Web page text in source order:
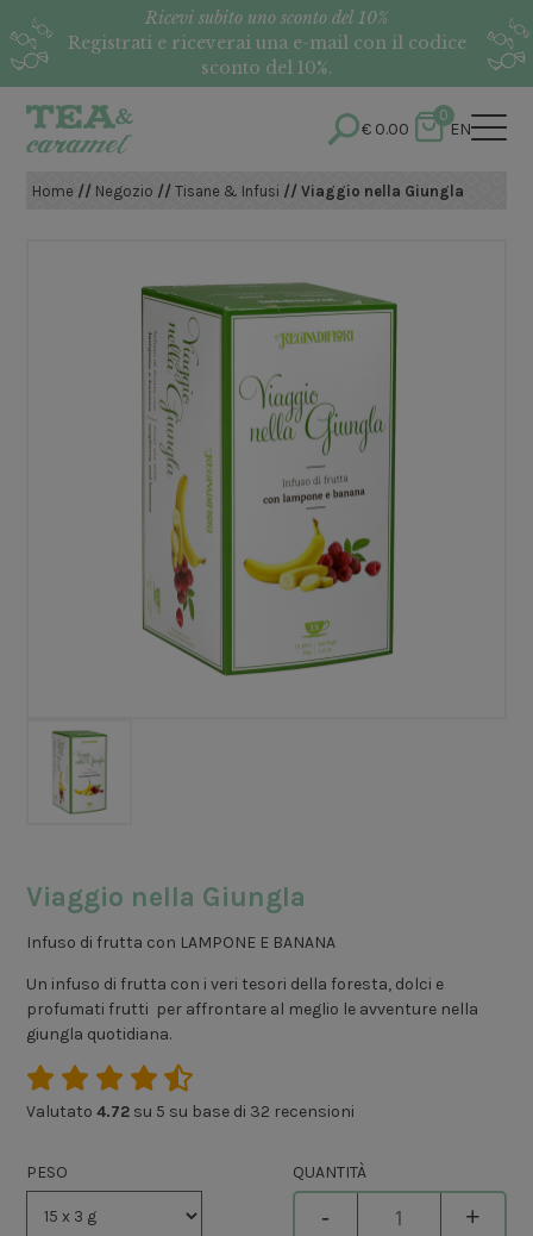
Ricevi subito uno sconto del 10%
Registrati e riceverai una e-mail con il codice
sconto del 10%.
€0.00
0
EN
Home // Negozio //Tisane & Infusi // Viaggio nella Giungla
Viaggio nella Giungla
Infuso di frutta con LAMPONE E BANANA
Un infuso di frutta con i veri tesori della foresta, dolci e
profumati frutti per affrontare al meglio le avventure nella
giungla quotidiana.
Valutato4.72 su 5 su base di 32 recensioni
PESO QUANTITÀ
- +